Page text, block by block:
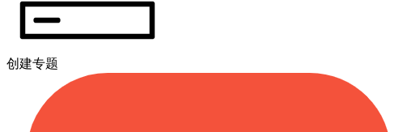
创建专题